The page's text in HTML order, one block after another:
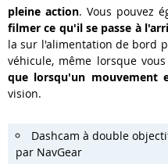
pleine action. Vous pouvez
filmer ce qu'il se passe à
la sur l'alimentation de bord
véhicule, même lorsque
que lorsqu'un mouvement
vision.
Dashcam à double
par NavGear